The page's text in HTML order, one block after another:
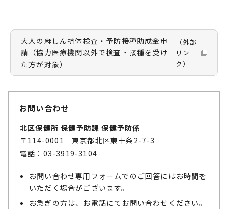
大人の麻しん抗体検査・予防接種助成金申
請（協力医療機関以外で検査・接種を受け
た方が対象）
（外部
リン
ク）
お問い合わせ
北区保健所 保健予防課 保健予防係
〒114-0001 東京都北区東十条2-7-3
電話：03-3919-3104
お問い合わせ専用フォームでのご回答にはお時間を
いただく場合がございます。
お急ぎの方は、お電話にてお問い合わせください。